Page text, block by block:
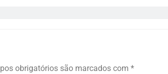
obrigatórios são marcados com *